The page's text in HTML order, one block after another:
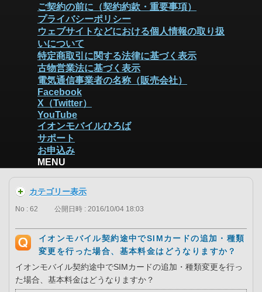
ご契約の前に（契約約款・重要事項）
プライバシーポリシー
ウェブサイトなどにおける個人情報の取り扱
いについて
特定商取引に関する法律に基づく表示
古物営業法に基づく表示
電気通信事業者の名称（販売会社）
Facebook
X（Twitter）
YouTube
イオンモバイルひろば
サポート
お申込み
MENU
カテゴリー表示
No : 62 公開日時 : 2016/10/04 18:03
イオンモバイル契約途中でSIMカードの追加・種類
変更を行った場合、基本料金はどうなりますか？
イオンモバイル契約途中でSIMカードの追加・種類変更を行っ
た場合、基本料金はどうなりますか？